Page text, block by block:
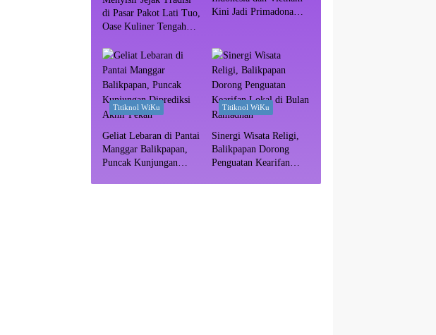
di Pasar Pakot Lati Tuo,
Oase Kuliner Tengah
Kini Jadi Primadona
Titiknol WiKu
Geliat Lebaran di Pantai
Manggar Balikpapan,
Puncak Kunjungan
Titiknol WiKu
Sinergi Wisata Religi,
Balikpapan Dorong
Penguatan Kearifan